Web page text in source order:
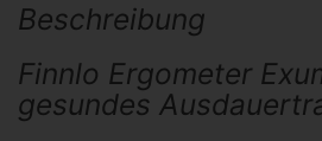
Beschreibung
Finnlo Ergometer
gesundes